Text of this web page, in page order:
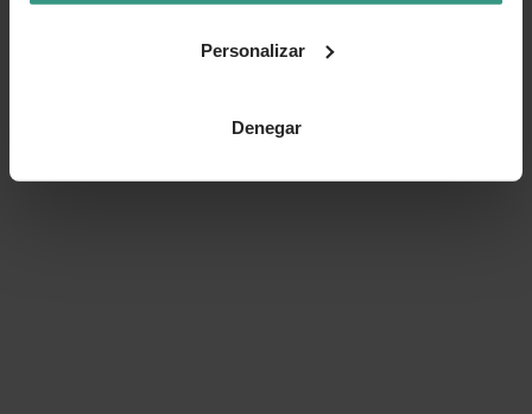
Personalizar
Denegar